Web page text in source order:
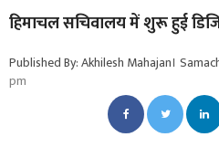
हिमाचल सचिवालय में शुरू हुई
Published By: Akhilesh Mahajan।
pm